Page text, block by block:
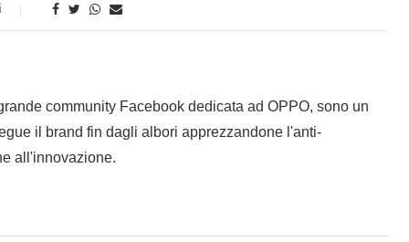
community Facebook dedicata ad OPPO, sono un
il brand fin dagli albori apprezzandone l'anti-
all'innovazione.